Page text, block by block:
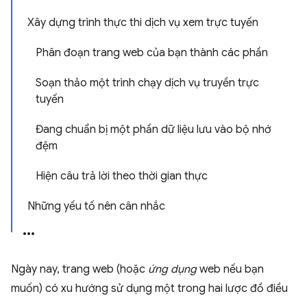
Xây dựng trình thực thi dịch vụ xem trực tuyến
Phân đoạn trang web của bạn thành các phần
Soạn thảo một trình chạy dịch vụ truyền trực
tuyến
Đang chuẩn bị một phần dữ liệu lưu vào bộ nhớ
đệm
Hiện câu trả lời theo thời gian thực
Những yếu tố nên cân nhắc
Ngày nay, trang web (hoặc ứng dụngweb nếu bạn
muốn) có xu hướng sử dụng một trong hai lược đồ điều